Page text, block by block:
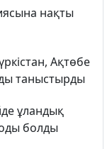
нақты
Ақтөбе
таныстырды
ұландық
болды